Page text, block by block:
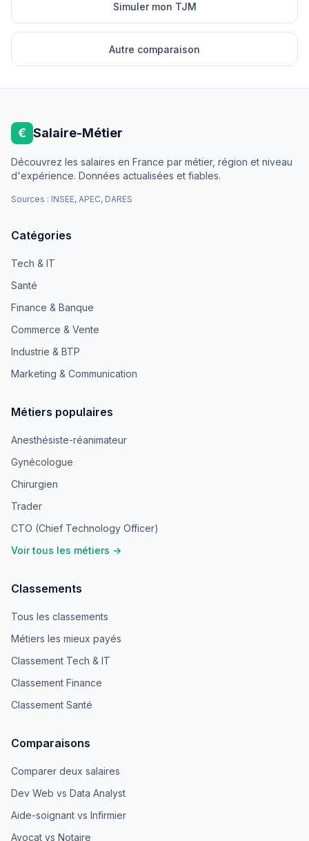
Simuler mon TJM
Autre comparaison
€ Salaire-Métier
Découvrez les salaires en France par métier, région et niveau
d'expérience. Données actualisées et fiables.
Sources : INSEE, APEC, DARES
Catégories
Tech & IT
Santé
Finance & Banque
Commerce & Vente
Industrie & BTP
Marketing & Communication
Métiers populaires
Anesthésiste-réanimateur
Gynécologue
Chirurgien
Trader
CTO (Chief Technology Officer)
Voir tous les métiers →
Classements
Tous les classements
Métiers les mieux payés
Classement Tech & IT
Classement Finance
Classement Santé
Comparaisons
Comparer deux salaires
Dev Web vs Data Analyst
Aide-soignant vs Infirmier
Avocat vs Notaire